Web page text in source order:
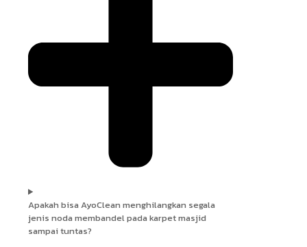
Apakah bisa AyoClean menghilangkan segala
jenis noda membandel pada karpet masjid
sampai tuntas?